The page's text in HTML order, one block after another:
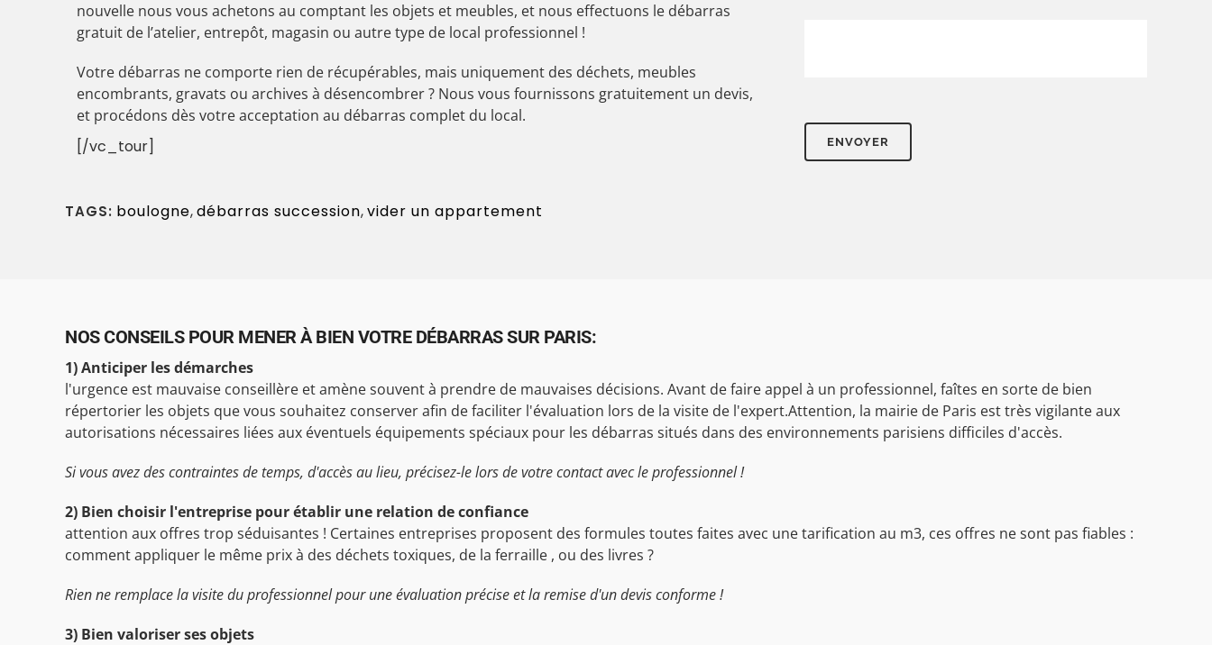
nouvelle nous vous achetons au comptant les objets et meubles, et nous effectuons le débarras
gratuit de l’atelier, entrepôt, magasin ou autre type de local professionnel !
Votre débarras ne comporte rien de récupérables, mais uniquement des déchets, meubles
encombrants, gravats ou archives à désencombrer ? Nous vous fournissons gratuitement un devis,
et procédons dès votre acceptation au débarras complet du local.
[/vc_tour]
TAGS: boulogne,débarras succession,vider un appartement
NOS CONSEILS POUR MENER À BIEN VOTRE DÉBARRAS SUR PARIS:
1) Anticiper les démarches
l'urgence est mauvaise conseillère et amène souvent à prendre de mauvaises décisions. Avant de faire appel à un professionnel, faîtes en sorte de bien
répertorier les objets que vous souhaitez conserver afin de faciliter l'évaluation lors de la visite de l'expert.Attention, la mairie de Paris est très vigilante aux
autorisations nécessaires liées aux éventuels équipements spéciaux pour les débarras situés dans des environnements parisiens difficiles d'accès.
Si vous avez des contraintes de temps, d'accès au lieu, précisez-le lors de votre contact avec le professionnel !
2) Bien choisir l'entreprise pour établir une relation de confiance
attention aux offres trop séduisantes ! Certaines entreprises proposent des formules toutes faites avec une tarification au m3, ces offres ne sont pas fiables :
comment appliquer le même prix à des déchets toxiques, de la ferraille , ou des livres ?
Rien ne remplace la visite du professionnel pour une évaluation précise et la remise d'un devis conforme !
3) Bien valoriser ses objets